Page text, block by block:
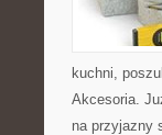
kuchni,
Akcesoria.
na przyjazny